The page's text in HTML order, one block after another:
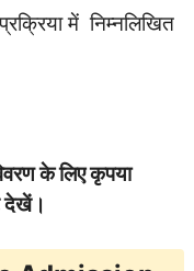
में निम्नलिखित
के लिए कृपया
देखें।